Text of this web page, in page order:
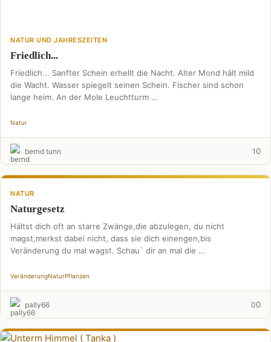
NATUR UND JAHRESZEITEN
Friedlich...
Friedlich... Sanfter Schein erhellt die Nacht. Alter Mond hält mild
die Wacht. Wasser spiegelt seinen Schein. Fischer sind schon
lange heim. An der Mole Leuchtturm …
Natur
bernd tunn 10
NATUR
Naturgesetz
Hältst dich oft an starre Zwänge,die abzulegen, du nicht
magst,merkst dabei nicht, dass sie dich einengen,bis
Veränderung du mal wagst. Schau` dir an mal die …
VeränderungNaturPflanzen
pally66 00